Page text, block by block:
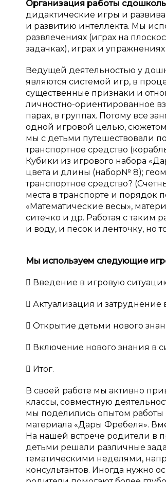
Организация работы с
дидактические игры и
и развитию интеллекта. Мы
развлечениях (играх на
задачках), играх и
Ведущей деятельностью у
являются системой игр, в
существенные признаки и
личностно-ориентированное
парах, в группах. Потому все
одной игровой целью,
мы с детьми путешествовали
транспортное средство
Кубики из игрового набора
цвета и длины (набор№ 8);
транспортное средство?
места в транспорте и порядок
«Математические весы»,
ситечко и др. Работая с таким
и воду, и песок и ленточку,
Мы используем следующие
 Введение в игровую
 Актуализация и затруднение
 Открытие детьми нового
 Включение нового знания в
 Итог.
В своей работе мы активно
классы, совместную
мы поделились опытом работы
материала «Дары Фребеля».
На нашей встрече родители в
детьми решали различные
тематическими неделями,
консультантов. Иногда нужно